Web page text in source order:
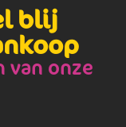
blij
van onze